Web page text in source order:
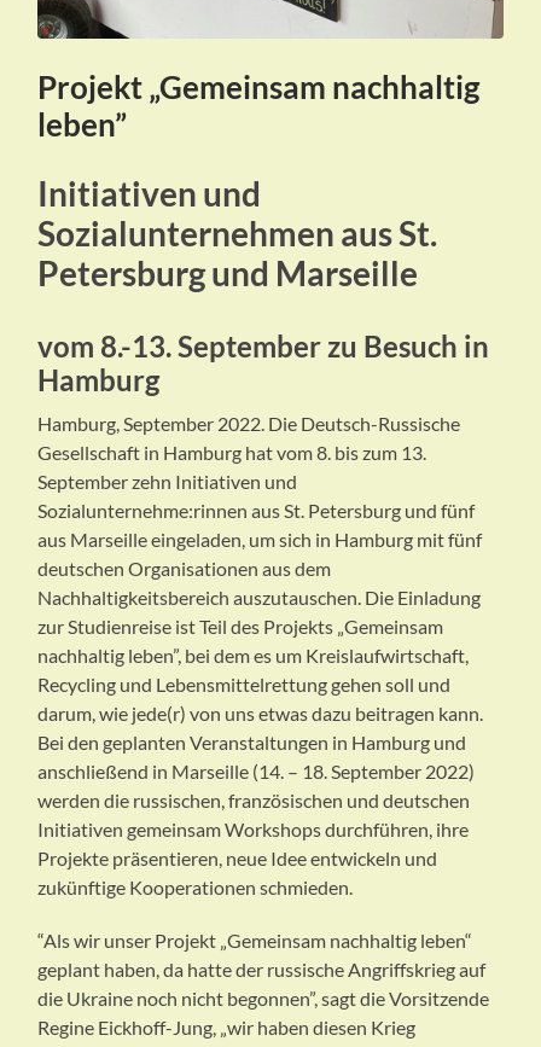
Projekt „Gemeinsam nachhaltig
leben”
Initiativen und
Sozialunternehmen aus St.
Petersburg und Marseille
vom 8.-13. September zu Besuch in
Hamburg
Hamburg, September 2022. Die Deutsch-Russische
Gesellschaft in Hamburg hat vom 8. bis zum 13.
September zehn Initiativen und
Sozialunternehme:rinnen aus St. Petersburg und fünf
aus Marseille eingeladen, um sich in Hamburg mit fünf
deutschen Organisationen aus dem
Nachhaltigkeitsbereich auszutauschen. Die Einladung
zur Studienreise ist Teil des Projekts „Gemeinsam
nachhaltig leben”, bei dem es um Kreislaufwirtschaft,
Recycling und Lebensmittelrettung gehen soll und
darum, wie jede(r) von uns etwas dazu beitragen kann.
Bei den geplanten Veranstaltungen in Hamburg und
anschließend in Marseille (14. – 18. September 2022)
werden die russischen, französischen und deutschen
Initiativen gemeinsam Workshops durchführen, ihre
Projekte präsentieren, neue Idee entwickeln und
zukünftige Kooperationen schmieden.
“Als wir unser Projekt „Gemeinsam nachhaltig leben“
geplant haben, da hatte der russische Angriffskrieg auf
die Ukraine noch nicht begonnen”, sagt die Vorsitzende
Regine Eickhoff-Jung, „wir haben diesen Krieg